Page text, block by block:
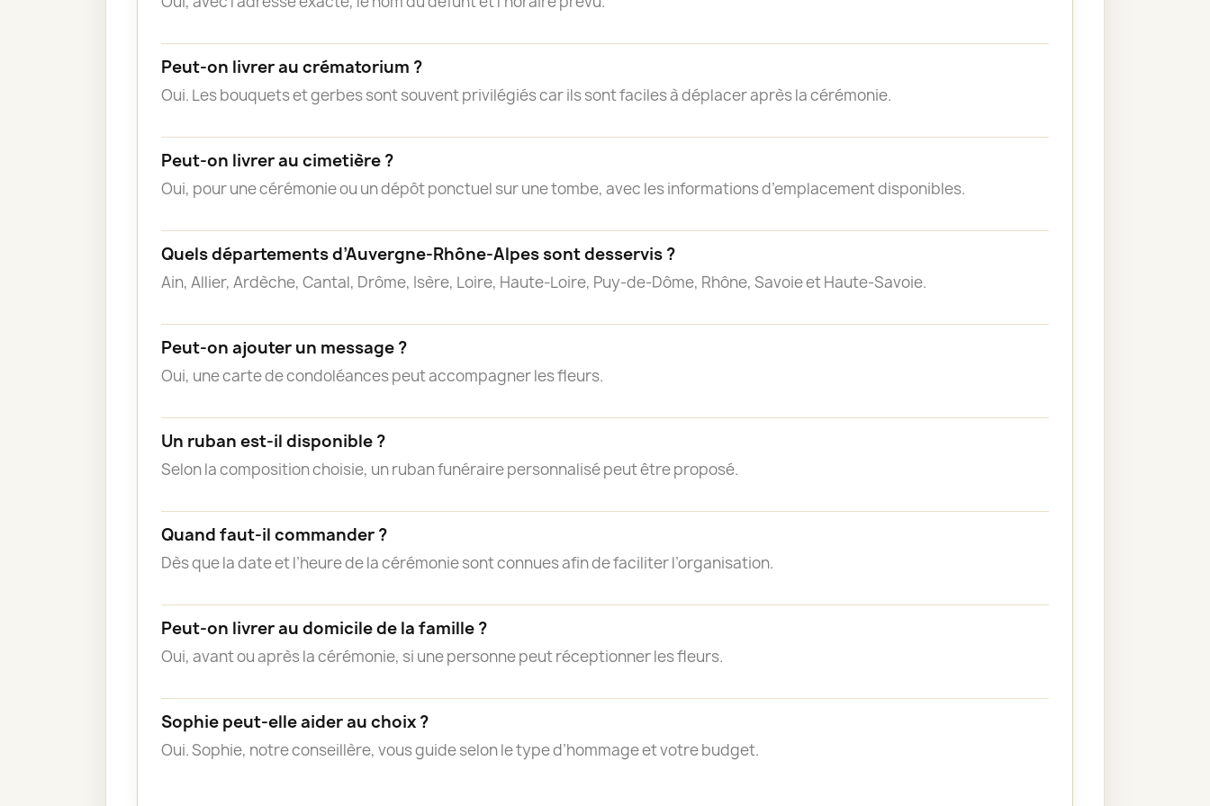
Peut-on livrer au crématorium ?
Oui. Les bouquets et gerbes sont souvent privilégiés car ils sont faciles à déplacer après la cérémonie.
Peut-on livrer au cimetière ?
Oui, pour une cérémonie ou un dépôt ponctuel sur une tombe, avec les informations d’emplacement disponibles.
Quels départements d’Auvergne-Rhône-Alpes sont desservis ?
Ain, Allier, Ardèche, Cantal, Drôme, Isère, Loire, Haute-Loire, Puy-de-Dôme, Rhône, Savoie et Haute-Savoie.
Peut-on ajouter un message ?
Oui, une carte de condoléances peut accompagner les fleurs.
Un ruban est-il disponible ?
Selon la composition choisie, un ruban funéraire personnalisé peut être proposé.
Quand faut-il commander ?
Dès que la date et l’heure de la cérémonie sont connues afin de faciliter l’organisation.
Peut-on livrer au domicile de la famille ?
Oui, avant ou après la cérémonie, si une personne peut réceptionner les fleurs.
Sophie peut-elle aider au choix ?
Oui. Sophie, notre conseillère, vous guide selon le type d’hommage et votre budget.